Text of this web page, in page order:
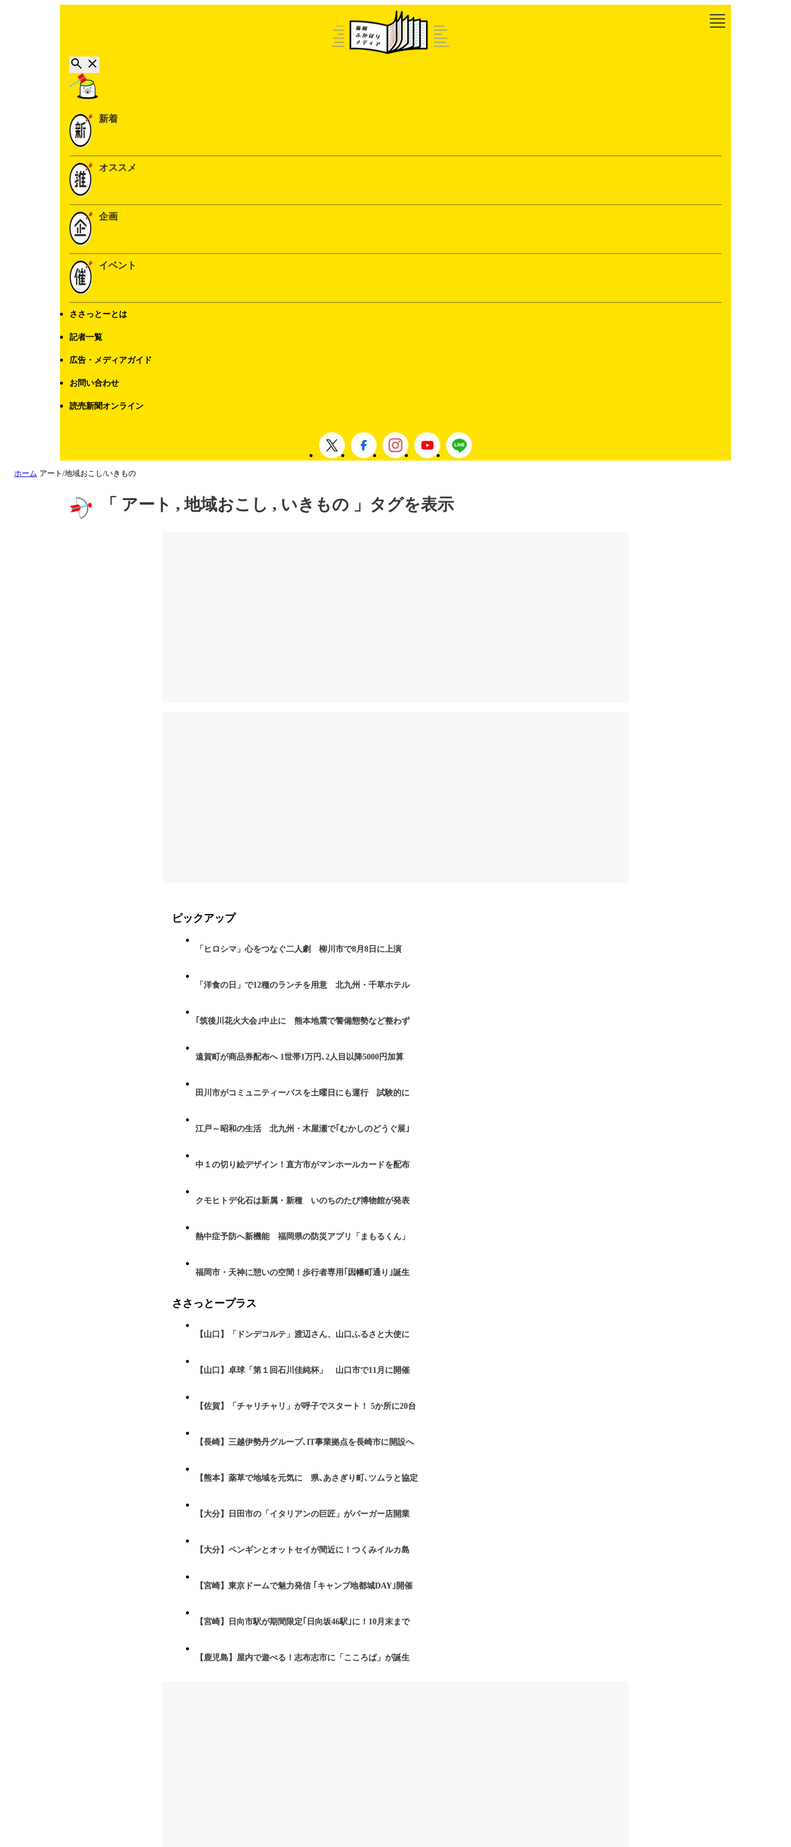
新着
オススメ
企画
イベント
ささっとーとは
記者一覧
広告・メディアガイド
お問い合わせ
読売新聞オンライン
ホーム アート/地域おこし/いきもの
「 アート , 地域おこし , いきもの 」タグを表示
ピックアップ
「ヒロシマ」心をつなぐ二人劇 柳川市で8月8日に上演
「洋食の日」で12種のランチを用意 北九州・千草ホテル
｢筑後川花火大会｣中止に 熊本地震で警備態勢など整わず
遠賀町が商品券配布へ 1世帯1万円､2人目以降5000円加算
田川市がコミュニティーバスを土曜日にも運行 試験的に
江戸～昭和の生活 北九州・木屋瀬で｢むかしのどうぐ展｣
中１の切り絵デザイン！直方市がマンホールカードを配布
クモヒトデ化石は新属・新種 いのちのたび博物館が発表
熱中症予防へ新機能 福岡県の防災アプリ「まもるくん」
福岡市・天神に憩いの空間！歩行者専用｢因幡町通り｣誕生
ささっとープラス
【山口】「ドンデコルテ」渡辺さん、山口ふるさと大使に
【山口】卓球「第１回石川佳純杯」 山口市で11月に開催
【佐賀】「チャリチャリ」が呼子でスタート！ 5か所に20台
【長崎】三越伊勢丹グループ､IT事業拠点を長崎市に開設へ
【熊本】薬草で地域を元気に 県､あさぎり町､ツムラと協定
【大分】日田市の「イタリアンの巨匠」がバーガー店開業
【大分】ペンギンとオットセイが間近に！つくみイルカ島
【宮崎】東京ドームで魅力発信 ｢キャンプ地都城DAY｣開催
【宮崎】日向市駅が期間限定｢日向坂46駅｣に！10月末まで
【鹿児島】屋内で遊べる！志布志市に「こころば」が誕生